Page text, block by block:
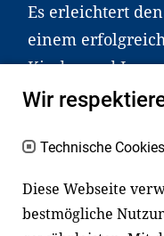
Es erleichtert
einem
Kinder und
haben aber
an Familien
Lehrer*innen
Wir
Technische Cookies
Diese Webseite
bestmögliche